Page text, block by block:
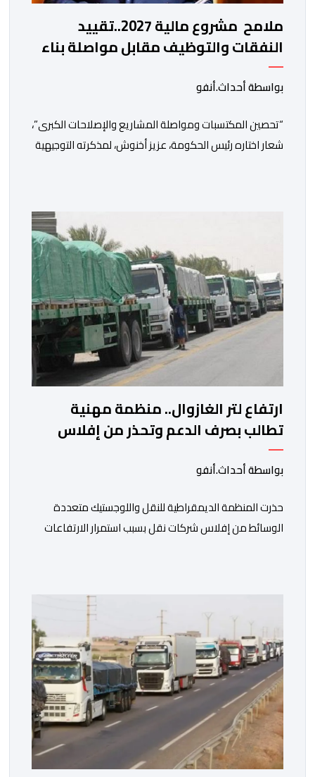
ملامح مشروع مالية 2027..تقييد
النفقات والتوظيف مقابل مواصلة بناء
الدولة الاجتماعية والاستثمار
بواسطة أحداث.أنفو
“تحصين المكتسبات ومواصلة المشاريع والإصلاحات الكبرى”،
شعار اختاره رئيس الحكومة، عزيز أخنوش، لمذكرته التوجيهية
الحكومية. هذه الرسالة التأطيرية ارتكزت على 4 أولويات، كما
حملت ألحت على ضرورة عقلنة نفقات التسيير، بل وتقييد
التوظيف إلا في حالة الضرورة. […]
ارتفاع لتر الغازوال.. منظمة مهنية
تطالب بصرف الدعم وتحذر من إفلاس
شركات النقل
بواسطة أحداث.أنفو
حذرت المنظمة الديمقراطية للنقل واللوجستيك متعددة
الوسائط من إفلاس شركات نقل بسبب استمرار الارتفاعات
الطرقي. وجاء بلاغ للمنظمة، “أصبحت المقاولات النقلية،
والسائقون المهنيون، على حد سواء، يواجهون ضغوطا
اقتصادية غير مسبوقة نتيجة الارتفاع المستمر في كلفة
العملية النقلية، حيث […]